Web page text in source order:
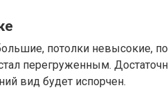
потолки невысокие,
перегруженным.
вид будет испорчен.